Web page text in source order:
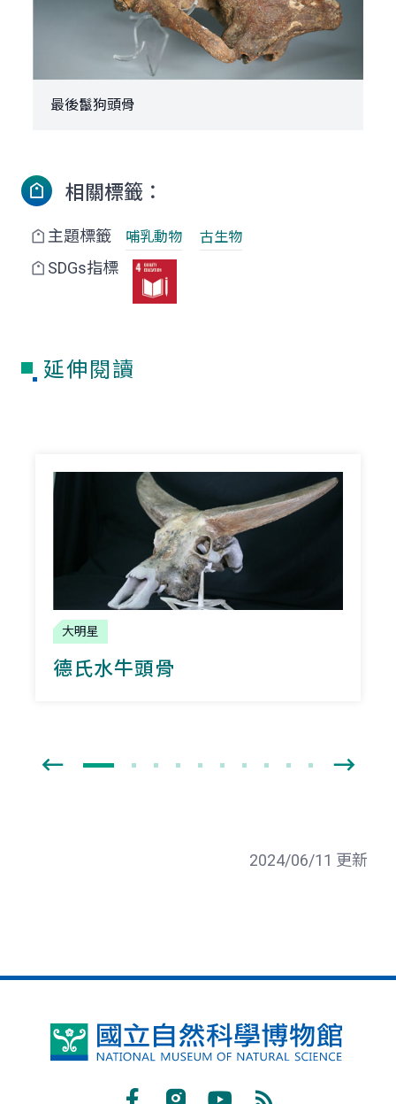
最後鬣狗頭骨
相關標籤：
主題標籤 哺乳動物 古生物
SDGs指標
延伸閱讀
大明星
德氏水牛頭骨
2024/06/11 更新
國